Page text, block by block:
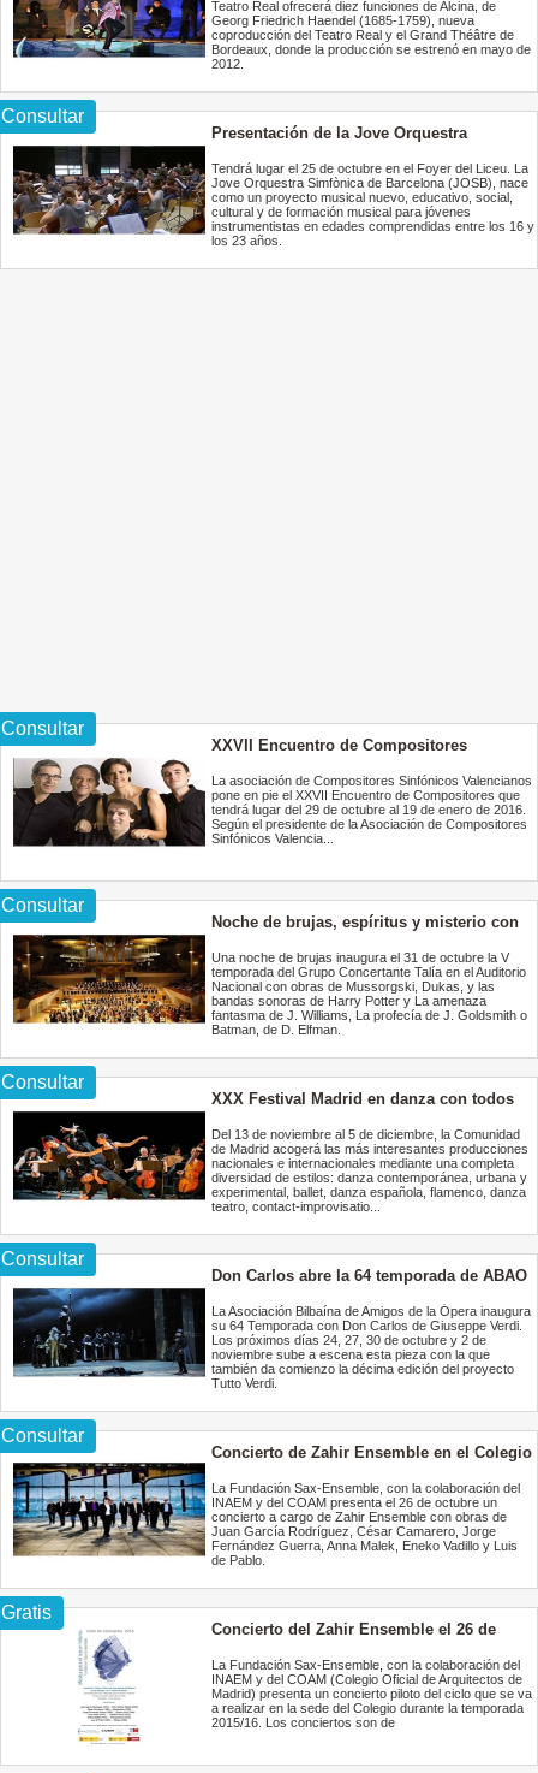
Teatro Real ofrecerá diez funciones de Alcina, de
Georg Friedrich Haendel (1685-1759), nueva
coproducción del Teatro Real y el Grand Théâtre de
Bordeaux, donde la producción se estrenó en mayo de
2012.
Consultar
Presentación de la Jove Orquestra
Tendrá lugar el 25 de octubre en el Foyer del Liceu. La
Jove Orquestra Simfònica de Barcelona (JOSB), nace
como un proyecto musical nuevo, educativo, social,
cultural y de formación musical para jóvenes
instrumentistas en edades comprendidas entre los 16 y
los 23 años.
Consultar
XXVII Encuentro de Compositores
La asociación de Compositores Sinfónicos Valencianos
pone en pie el XXVII Encuentro de Compositores que
tendrá lugar del 29 de octubre al 19 de enero de 2016.
Según el presidente de la Asociación de Compositores
Sinfónicos Valencia...
Consultar
Noche de brujas, espíritus y misterio con
Coro Talía
Una noche de brujas inaugura el 31 de octubre la V
temporada del Grupo Concertante Talía en el Auditorio
Nacional con obras de Mussorgski, Dukas, y las
bandas sonoras de Harry Potter y La amenaza
fantasma de J. Williams, La profecía de J. Goldsmith o
Batman, de D. Elfman.
Consultar
XXX Festival Madrid en danza con todos
Del 13 de noviembre al 5 de diciembre, la Comunidad
de Madrid acogerá las más interesantes producciones
nacionales e internacionales mediante una completa
diversidad de estilos: danza contemporánea, urbana y
experimental, ballet, danza española, flamenco, danza
teatro, contact-improvisatio...
Consultar
Don Carlos abre la 64 temporada de ABAO
La Asociación Bilbaína de Amigos de la Ópera inaugura
su 64 Temporada con Don Carlos de Giuseppe Verdi.
Los próximos días 24, 27, 30 de octubre y 2 de
noviembre sube a escena esta pieza con la que
también da comienzo la décima edición del proyecto
Tutto Verdi.
Consultar
Concierto de Zahir Ensemble en el Colegio
La Fundación Sax-Ensemble, con la colaboración del
INAEM y del COAM presenta el 26 de octubre un
concierto a cargo de Zahir Ensemble con obras de
Juan García Rodríguez, César Camarero, Jorge
Fernández Guerra, Anna Malek, Eneko Vadillo y Luis
de Pablo.
Gratis
Concierto del Zahir Ensemble el 26 de
La Fundación Sax-Ensemble, con la colaboración del
INAEM y del COAM (Colegio Oficial de Arquitectos de
Madrid) presenta un concierto piloto del ciclo que se va
a realizar en la sede del Colegio durante la temporada
2015/16. Los conciertos son de